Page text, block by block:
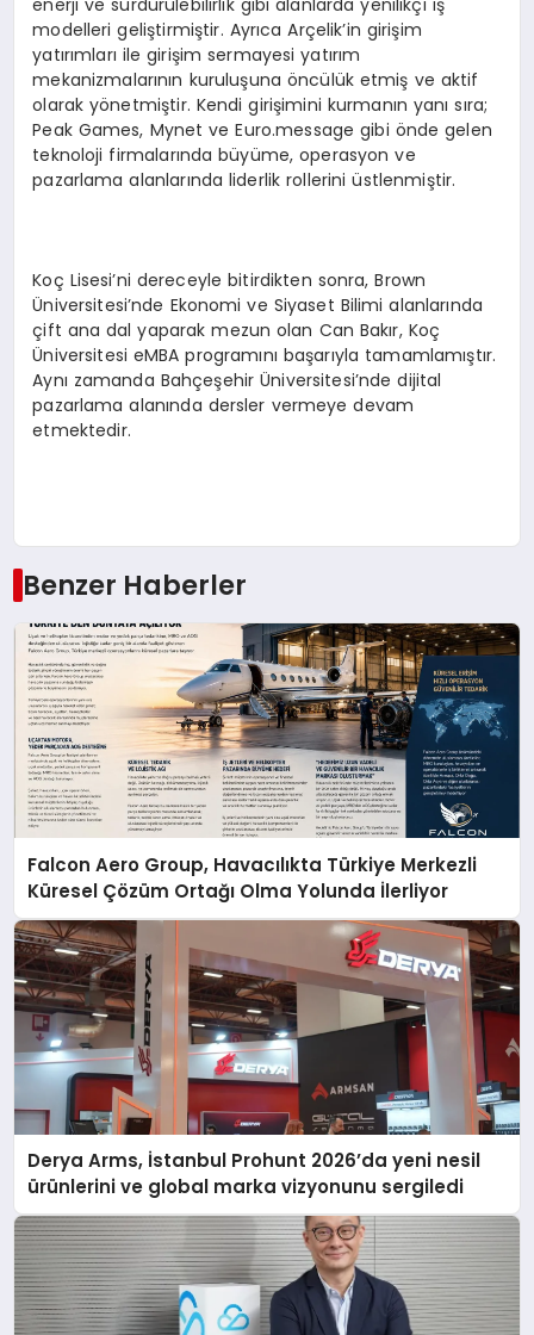
enerji ve sürdürülebilirlik gibi alanlarda yenilikçi iş
modelleri geliştirmiştir. Ayrıca Arçelik’in girişim
yatırımları ile girişim sermayesi yatırım
mekanizmalarının kuruluşuna öncülük etmiş ve aktif
olarak yönetmiştir. Kendi girişimini kurmanın yanı sıra;
Peak Games, Mynet ve Euro.message gibi önde gelen
teknoloji firmalarında büyüme, operasyon ve
pazarlama alanlarında liderlik rollerini üstlenmiştir.
Koç Lisesi’ni dereceyle bitirdikten sonra, Brown
Üniversitesi’nde Ekonomi ve Siyaset Bilimi alanlarında
çift ana dal yaparak mezun olan Can Bakır, Koç
Üniversitesi eMBA programını başarıyla tamamlamıştır.
Aynı zamanda Bahçeşehir Üniversitesi’nde dijital
pazarlama alanında dersler vermeye devam
etmektedir.
Benzer Haberler
Falcon Aero Group, Havacılıkta Türkiye Merkezli
Küresel Çözüm Ortağı Olma Yolunda İlerliyor
Derya Arms, İstanbul Prohunt 2026’da yeni nesil
ürünlerini ve global marka vizyonunu sergiledi